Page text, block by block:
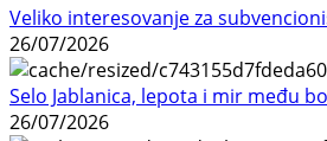
Veliko interesovanje za
26/07/2026
Selo Jablanica, lepota i mir među
26/07/2026